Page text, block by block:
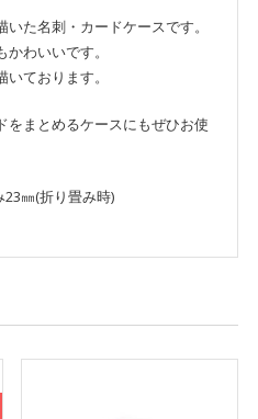
た名刺・カードケースです。
わいいです。
ております。
をまとめるケースにもぜひお使
㎜(折り畳み時)